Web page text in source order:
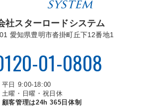
社スターロードシステム
愛知県豊明市沓掛町丘下12番地1
01-0808
平日 9:00-18:00
土曜・日曜・祝日休
顧客管理は24h 365日体制